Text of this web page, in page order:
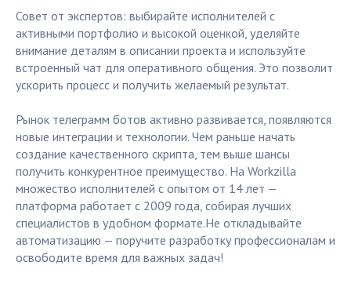
Совет от экспертов: выбирайте исполнителей с
активными портфолио и высокой оценкой, уделяйте
внимание деталям в описании проекта и используйте
встроенный чат для оперативного общения. Это позволит
ускорить процесс и получить желаемый результат.
Рынок телеграмм ботов активно развивается, появляются
новые интеграции и технологии. Чем раньше начать
создание качественного скрипта, тем выше шансы
получить конкурентное преимущество. На Workzilla
множество исполнителей с опытом от 14 лет —
платформа работает с 2009 года, собирая лучших
специалистов в удобном формате.Не откладывайте
автоматизацию — поручите разработку профессионалам и
освободите время для важных задач!